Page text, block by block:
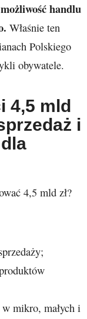
handlu
Właśnie ten
Polskiego
obywatele.
4,5 mld
i
4,5 mld zł?
mikro, małych i